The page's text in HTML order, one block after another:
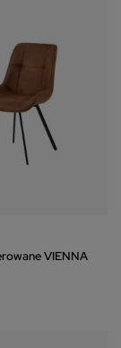
VIENNA